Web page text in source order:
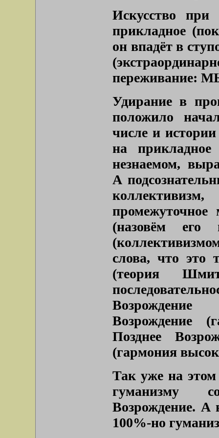
Искусство
прикладное
он впадёт в
переживание:
Удирание в
положило
числе и истории
на
незнаемом,
А
(назовём его
слова, что это
(теория
Возрождение
Позднее
(гармония
Так уже на
гуманизму
Возрождение. А
100%-но